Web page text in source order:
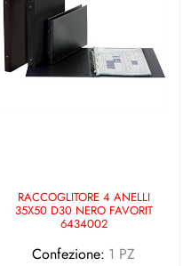
RACCOGLITORE 4 ANELLI
35X50 D30 NERO FAVORIT
6434002
Confezione: 1 PZ